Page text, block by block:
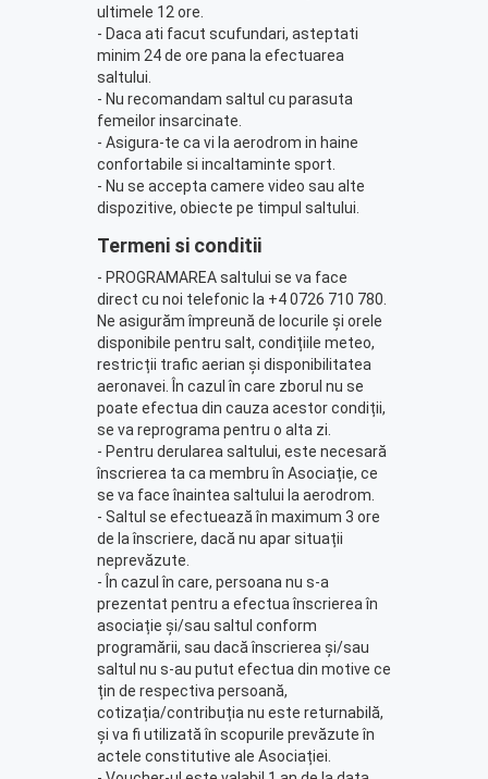
ultimele 12 ore.
- Daca ati facut scufundari, asteptati
minim 24 de ore pana la efectuarea
saltului.
- Nu recomandam saltul cu parasuta
femeilor insarcinate.
- Asigura-te ca vi la aerodrom in haine
confortabile si incaltaminte sport.
- Nu se accepta camere video sau alte
dispozitive, obiecte pe timpul saltului.
Termeni si conditii
- PROGRAMAREA saltului se va face
direct cu noi telefonic la +4 0726 710 780.
Ne asigurăm împreună de locurile și orele
disponibile pentru salt, condițiile meteo,
restricții trafic aerian și disponibilitatea
aeronavei. În cazul în care zborul nu se
poate efectua din cauza acestor condiții,
se va reprograma pentru o alta zi.
- Pentru derularea saltului, este necesară
înscrierea ta ca membru în Asociație, ce
se va face înaintea saltului la aerodrom.
- Saltul se efectuează în maximum 3 ore
de la înscriere, dacă nu apar situații
neprevăzute.
- În cazul în care, persoana nu s-a
prezentat pentru a efectua înscrierea în
asociație și/sau saltul conform
programării, sau dacă înscrierea și/sau
saltul nu s-au putut efectua din motive ce
țin de respectiva persoană,
cotizația/contribuția nu este returnabilă,
și va fi utilizată în scopurile prevăzute în
actele constitutive ale Asociației.